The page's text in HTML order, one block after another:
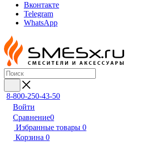
Вконтакте
Telegram
WhatsApp
8-800-250-43-50
Войти
Сравнение0
Избранные товары 0
Корзина 0